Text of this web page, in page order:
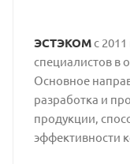
ЭСТЭКОМс 2011
специалистов в
Основное
разработка и
продукции,
эффективности